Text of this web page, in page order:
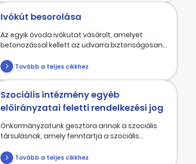
Ivókút besorolása
Az egyik óvoda ivókutat vásárolt, amelyet
betonozással kellett az udvarra biztonságosan...
Tovább a teljes cikkhez
Szociális intézmény egyéb
előirányzatai feletti rendelkezési jog
Önkormányzatunk gesztora annak a szociális
társulásnak, amely fenntartja a szociális...
Tovább a teljes cikkhez